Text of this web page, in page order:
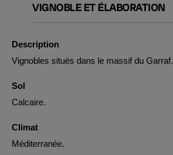
VIGNOBLE ET ÉLABORATION
Description
Vignobles situés dans le massif du Garraf.
Sol
Calcaire.
Climat
Méditerranée.